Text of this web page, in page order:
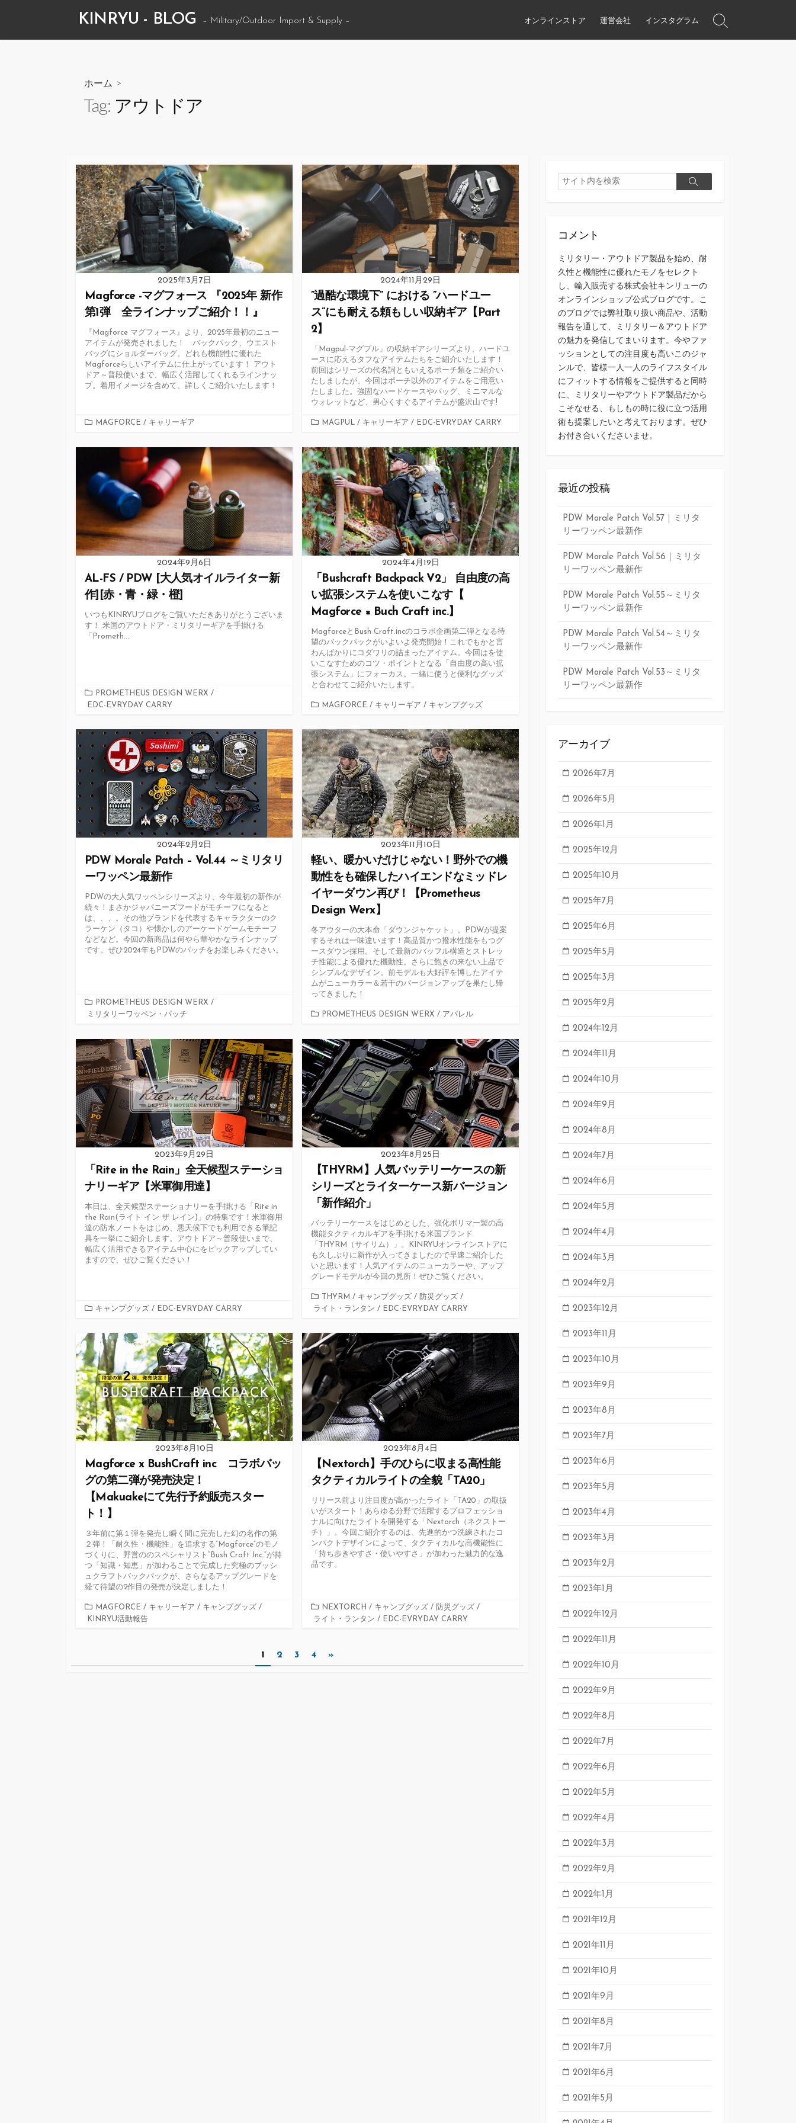
テ
KINRYU - BLOG – Military/Outdoor Import & Supply – オンラインストア 運営会社 インスタグラム
検
索
ホーム >
Tag: アウトドア
2025年3月7日
Magforce -マグフォース 『2025年 新作
第1弾 全ラインナップご紹介！！』
『Magforce マグフォース』より、2025年最初のニュー
アイテムが発売されました！ バックパック、ウエスト
バッグにショルダーバッグ。どれも機能性に優れた
Magforceらしいアイテムに仕上がっています！ アウト
ドア～普段使いまで、幅広く活躍してくれるラインナッ
プ。着用イメージを含めて、詳しくご紹介いたします！
カ
ゴ
ー
MAGFORCE / キャリーギア
2024年11月29日
”過酷な環境下” における ”ハードユー
ス”にも耐える頼もしい収納ギア【Part
2】
「Magpul-マグプル」の収納ギアシリーズより、ハードユ
ースに応えるタフなアイテムたちをご紹介いたします！
前回はシリーズの代名詞ともいえるポーチ類をご紹介い
たしましたが、今回はポーチ以外のアイテムをご用意い
たしました。強固なハードケースやバッグ、ミニマルな
ウォレットなど、男心くすぐるアイテムが盛沢山です!
カ
ゴ
リ
ー
MAGPUL / キャリーギア / EDC-EVRYDAY CARRY
2024年9月6日
AL-FS / PDW [大人気オイルライター新
作][赤・青・緑・橙]
いつもKINRYUブログをご覧いただきありがとうございま
す！ 米国のアウトドア・ミリタリーギアを手掛ける
「Prometh...
カ
テ
リ
PROMETHEUS DESIGN WERX /
EDC-EVRYDAY CARRY
2024年4月19日
「Bushcraft Backpack V2」 自由度の高
い拡張システムを使いこなす【
Magforce × Buch Craft inc.】
MagforceとBush Craft.incのコラボ企画第二弾となる待
望のバックパックがいよいよ発売開始！これでもかと言
わんばかりにコダワリの詰まったアイテム。今回はを使
いこなすためのコツ・ポイントとなる「自由度の高い拡
張システム」にフォーカス。一緒に使うと便利なグッズ
と合わせてご紹介いたします。
カ
ゴ
リ
ー
MAGFORCE / キャリーギア / キャンプグッズ
2024年2月2日
PDW Morale Patch – Vol.44 ～ミリタリ
ーワッペン最新作
PDWの大人気ワッペンシリーズより、今年最初の新作が
続々！まさかジャパニーズフードがモチーフになると
は、、、。その他ブランドを代表するキャラクターのク
ラーケン（タコ）や懐かしのアーケードゲームモチーフ
などなど。今回の新商品は何やら華やかなラインナップ
です。ぜひ2024年もPDWのパッチをお楽しみください。
カ
テ
リ
ー
PROMETHEUS DESIGN WERX /
ミリタリーワッペン・パッチ
2023年11月10日
軽い、暖かいだけじゃない！野外での機
動性をも確保したハイエンドなミッドレ
イヤーダウン再び！【Prometheus
Design Werx】
冬アウターの大本命「ダウンジャケット」。PDWが提案
するそれは一味違います！高品質かつ撥水性能をもつグ
ースダウン採用。そして最新のバッフル構造とストレッ
チ性能による優れた機動性。さらに飽きの来ない上品で
シンプルなデザイン。前モデルも大好評を博したアイテ
ムがニューカラー＆若干のバージョンアップを果たし帰
ってきました！
カ
ゴ
リ
ー
PROMETHEUS DESIGN WERX / アパレル
2023年9月29日
「Rite in the Rain」全天候型ステーショ
ナリーギア【米軍御用達】
本日は、全天候型ステーショナリーを手掛ける「Rite in
the Rain(ライト イン ザ レイン)」の特集です！米軍御用
達の防水ノートをはじめ、悪天候下でも利用できる筆記
具を一挙にご紹介します。アウトドア～普段使いまで、
幅広く活用できるアイテム中心にをピックアップしてい
ますので、ぜひご覧ください！
カ
ゴ
リ
ー
キャンプグッズ / EDC-EVRYDAY CARRY
2023年8月25日
【THYRM】人気バッテリーケースの新
シリーズとライターケース新バージョン
「新作紹介」
バッテリーケースをはじめとした、強化ポリマー製の高
機能タクティカルギアを手掛ける米国ブランド
「THYRM（サイリム）」。KINRYUオンラインストアに
も久しぶりに新作が入ってきましたので早速ご紹介した
いと思います！人気アイテムのニューカラーや、アップ
グレードモデルが今回の見所！ぜひご覧ください。
テ
リ
ー
THYRM / キャンプグッズ / 防災グッズ /
ライト・ランタン / EDC-EVRYDAY CARRY
2023年8月10日
Magforce x BushCraft inc コラボバッ
グの第二弾が発売決定！
【Makuakeにて先行予約販売スター
ト！】
３年前に第１弾を発売し瞬く間に完売した幻の名作の第
２弾！「耐久性・機能性」を追求する”Magforce”のモノ
づくりに、野営ののスペシャリスト”Bush Craft Inc.”が持
つ「知識・知恵」が加わることで完成した究極のブッシ
ュクラフトバックパックが、さらなるアップグレードを
経て待望の2作目の発売が決定しました！
カ
テ
MAGFORCE / キャリーギア / キャンプグッズ /
KINRYU活動報告
2023年8月4日
【Nextorch】手のひらに収まる高性能
タクティカルライトの全貌「TA20」
リリース前より注目度が高かったライト「TA20」の取扱
いがスタート！あらゆる分野で活躍するプロフェッショ
ナルに向けたライトを開発する「Nextorch（ネクストー
チ）」。今回ご紹介するのは、先進的かつ洗練されたコ
ンパクトデザインによって、タクティカルな高機能性に
「持ち歩きやすさ・使いやすさ」が加わった魅力的な逸
品です。
カ
テ
NEXTORCH / キャンプグッズ / 防災グッズ /
ライト・ランタン / EDC-EVRYDAY CARRY
1 2 3 4 »
検
索
検
コメント
ミリタリー・アウトドア製品を始め、耐
久性と機能性に優れたモノをセレクト
し、輸入販売する株式会社キンリューの
オンラインショップ公式ブログです。こ
のブログでは弊社取り扱い商品や、活動
報告を通して、ミリタリー＆アウトドア
の魅力を発信してまいります。今やファ
ッションとしての注目度も高いこのジャ
ンルで、皆様一人一人のライフスタイル
にフィットする情報をご提供すると同時
に、ミリタリーやアウトドア製品だから
こそなせる、もしもの時に役に立つ活用
術も提案したいと考えております。ぜひ
お付き合いくださいませ。
最近の投稿
PDW Morale Patch Vol.57｜ミリタ
リーワッペン最新作
PDW Morale Patch Vol.56｜ミリタ
リーワッペン最新作
PDW Morale Patch Vol.55～ミリタ
リーワッペン最新作
PDW Morale Patch Vol.54～ミリタ
リーワッペン最新作
PDW Morale Patch Vol.53～ミリタ
リーワッペン最新作
アーカイブ
2026年7月
2026年5月
2026年1月
2025年12月
2025年10月
2025年7月
2025年6月
2025年5月
2025年3月
2025年2月
2024年12月
2024年11月
2024年10月
2024年9月
2024年8月
2024年7月
2024年6月
2024年5月
2024年4月
2024年3月
2024年2月
2023年12月
2023年11月
2023年10月
2023年9月
2023年8月
2023年7月
2023年6月
2023年5月
2023年4月
2023年3月
2023年2月
2023年1月
2022年12月
2022年11月
2022年10月
2022年9月
2022年8月
2022年7月
2022年6月
2022年5月
2022年4月
2022年3月
2022年2月
2022年1月
2021年12月
2021年11月
2021年10月
2021年9月
2021年8月
2021年7月
2021年6月
2021年5月